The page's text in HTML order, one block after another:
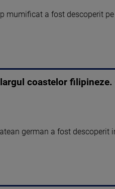
mumificat a fost descoperit
coastelor
german a fost descoperit